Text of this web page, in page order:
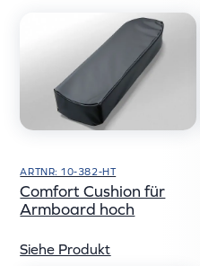
ARTNR: 10-382-HT
Comfort Cushion für
Armboard hoch
Siehe Produkt